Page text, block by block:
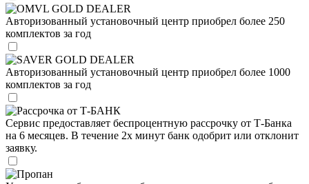
OMVL GOLD DEALER
Авторизованный установочный центр приобрел более 250
комплектов за год
SAVER GOLD DEALER
Авторизованный установочный центр приобрел более 1000
комплектов за год
Рассрочка от Т-БАНК
Сервис предоставляет беспроцентную рассрочку от Т-Банка
на 6 месяцев. В течение 2х минут банк одобрит или отклонит
заявку.
Пропан